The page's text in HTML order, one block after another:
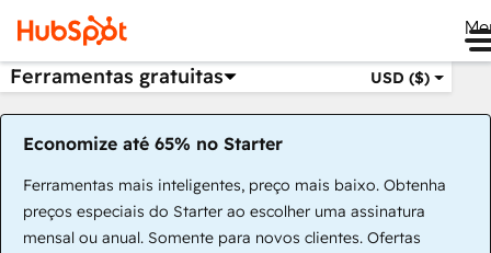
Ferramentas gratuitas USD ($)
Economize até 65% no Starter
Ferramentas mais inteligentes, preço mais baixo. Obtenha
preços especiais do Starter ao escolher uma assinatura
mensal ou anual. Somente para novos clientes. Ofertas